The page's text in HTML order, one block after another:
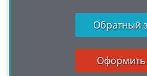
Обратный
Оформить